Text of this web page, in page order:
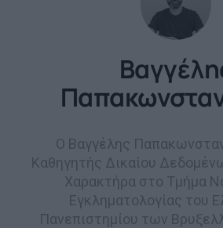
Ο Βαγγέλης
Καθηγητής Δικαίου
Χαρακτήρα στο Τμήμα
Εγκληματολογίας του
Πανεπιστημίου των